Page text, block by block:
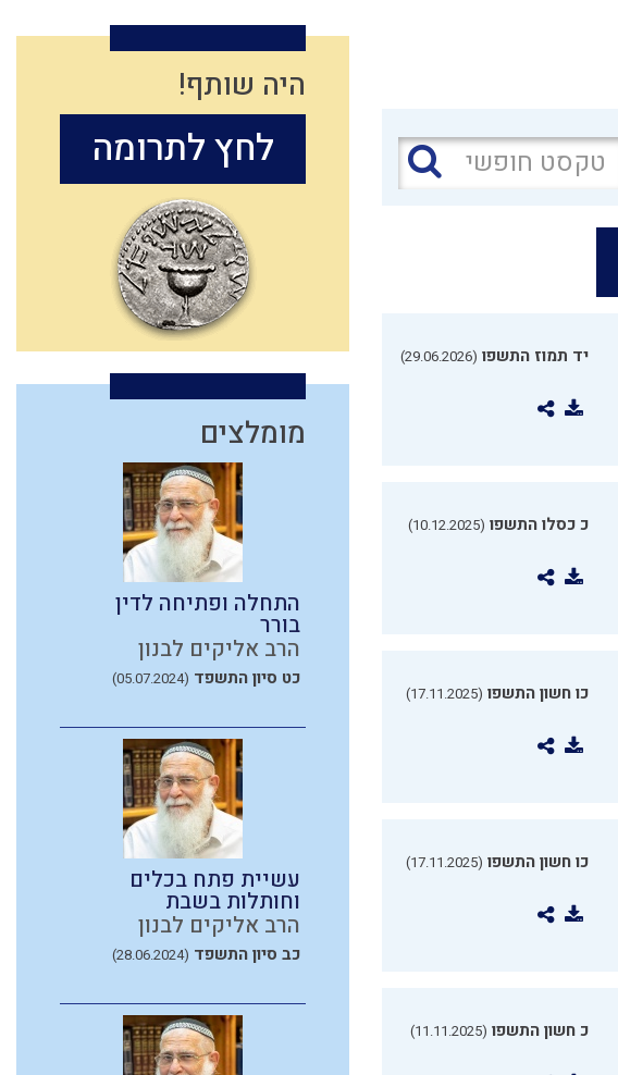
יד תמוז התשפו (29.06.2026)
כ כסלו התשפו (10.12.2025)
כו חשון התשפו (17.11.2025)
כו חשון התשפו (17.11.2025)
כ חשון התשפו (11.11.2025)
היה שותף!
לחץ לתרומה
מומלצים
התחלה ופתיחה לדין
בורר
הרב אליקים לבנון
כט סיון התשפד (05.07.2024)
עשיית פתח בכלים
וחותלות בשבת
הרב אליקים לבנון
כב סיון התשפד (28.06.2024)